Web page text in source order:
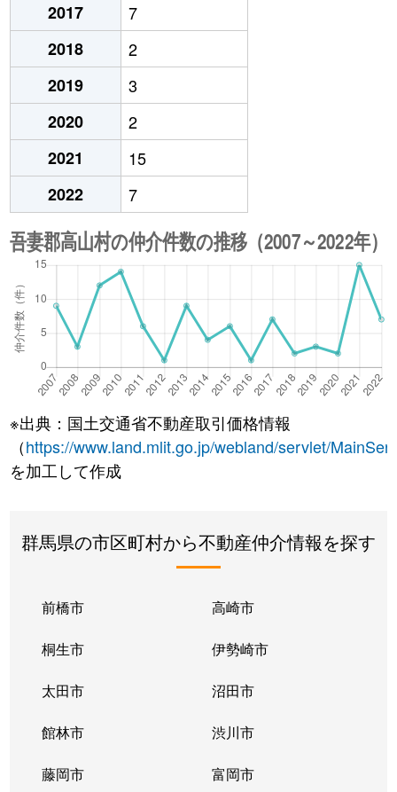
2017
7
2018
2
2019
3
2020
2
2021
15
2022
7
※出典：国土交通省不動産取引価格情報
（https://www.land.mlit.go.jp/webland/servlet/
を加工して作成
群馬県の市区町村から不動産仲介情報を探す
前橋市 高崎市
桐生市 伊勢崎市
太田市 沼田市
館林市 渋川市
藤岡市 富岡市